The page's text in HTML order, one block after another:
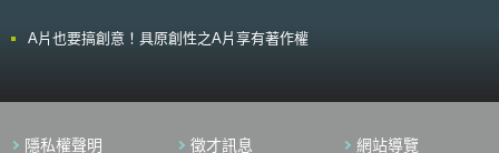
現與因應影響國家安全的潛在風險。 4. SBOM適用原則與相關告知義務 確
保軟體開發商、製造商供應鏈的資訊透明，適用符合安全性設計（Security
A片也要搞創意！具原創性之A片享有著作權
隱私權聲明 徵才訊息 網站導覽